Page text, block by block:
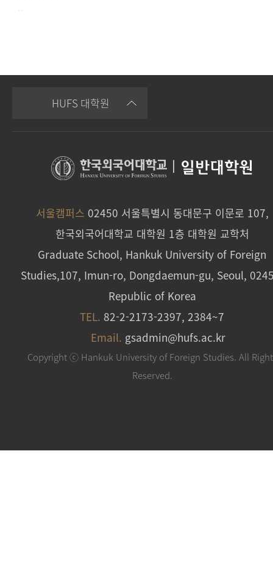
HUFS 대학원
일반대학원
서울캠퍼스 02450 서울특별시 동대문구 이문로 107,
한국외국어대학교 대학원 1층 대학원 교학처
Graduate School, Hankuk University of Foreign
Studies,107, Imun-ro, Dongdaemun-gu, Seoul,
Republic of Korea
TEL. 82-2-2173-2397, 2384~7
Email. gsadmin@hufs.ac.kr
Copyright ⓒ Hankuk University of Foreign Studies. All
Reserved.